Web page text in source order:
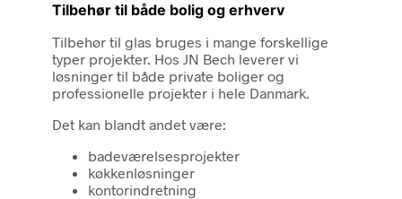
Tilbehør til både bolig og erhverv
Tilbehør til glas bruges i mange forskellige
typer projekter. Hos JN Bech leverer vi
løsninger til både private boliger og
professionelle projekter i hele Danmark.
Det kan blandt andet være:
badeværelsesprojekter
køkkenløsninger
kontorindretning